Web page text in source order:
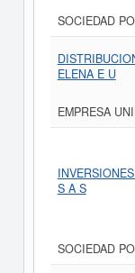
SOCIEDAD
ELENA E U
EMPRESA
S A S
SOCIEDAD